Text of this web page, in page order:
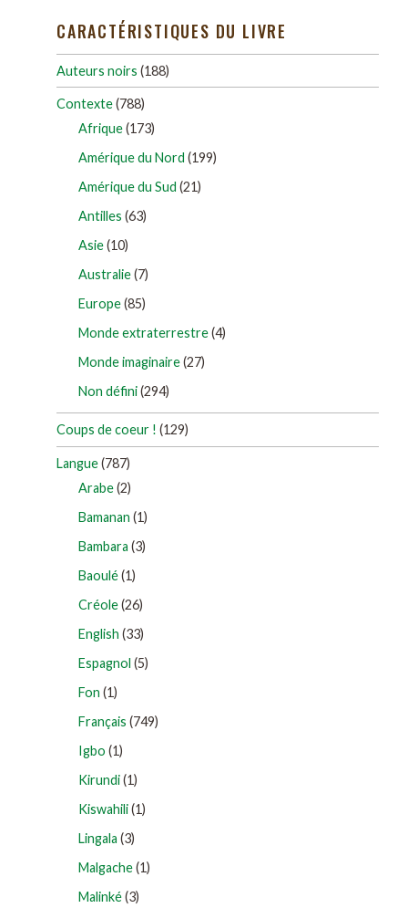
CARACTÉRISTIQUES DU LIVRE
Auteurs noirs (188)
Contexte(788)
Afrique(173)
Amérique du Nord (199)
Amérique du Sud (21)
Antilles (63)
Asie(10)
Australie(7)
Europe(85)
Monde extraterrestre(4)
Monde imaginaire(27)
Non défini(294)
Coups de coeur ! (129)
Langue(787)
Arabe(2)
Bamanan (1)
Bambara (3)
Baoulé(1)
Créole(26)
English (33)
Espagnol (5)
Fon (1)
Français (749)
Igbo (1)
Kirundi(1)
Kiswahili(1)
Lingala (3)
Malgache(1)
Malinké(3)